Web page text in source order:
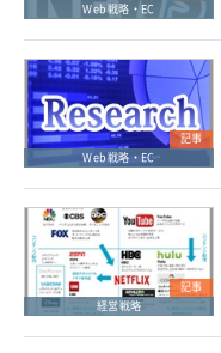
Web戦略・EC
記事
Web戦略・EC
記事
経営戦略